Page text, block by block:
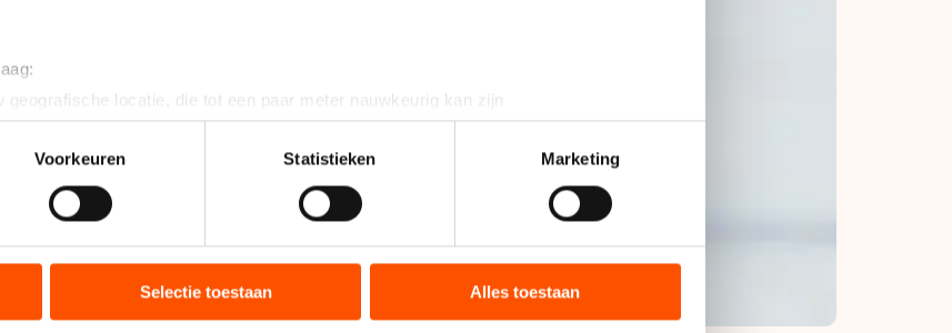
geografische locatie, die tot een paar meter nauwkeurig kan zijn
actief te scannen op specifieke eigenschappen (fingerprinting)
gegevens worden verwerkt en stel uw voorkeuren in het
detailgedeeltein. U kunt uw
of intrekken in de Cookieverklaring.
uw gebruik van onze site met onze partners voor social media, advertenties en
met andere gegevens die u aan hen heeft verstrekt of die zij hebben verzameld via
gegevens doorgeven aan landen buiten de EU, zoals de VS, waar mogelijk geen
Voorkeuren Statistieken Marketing
Selectie toestaan Alles toestaan